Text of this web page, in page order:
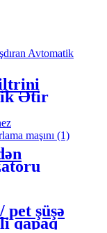
Ətir
maşın
şüşə
qapaq